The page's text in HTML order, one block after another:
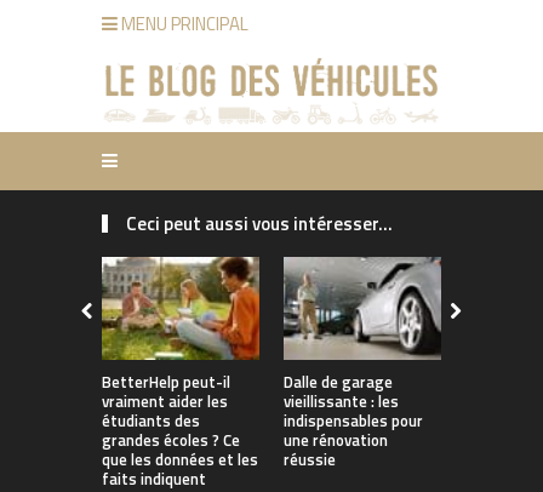
MENU PRINCIPAL
Ceci peut aussi vous intéresser...
BetterHelp peut-il
vraiment aider les
étudiants des
grandes écoles ? Ce
que les données et les
faits indiquent
Dalle de garage
vieillissante : les
indispensables pour
une rénovation
réussie